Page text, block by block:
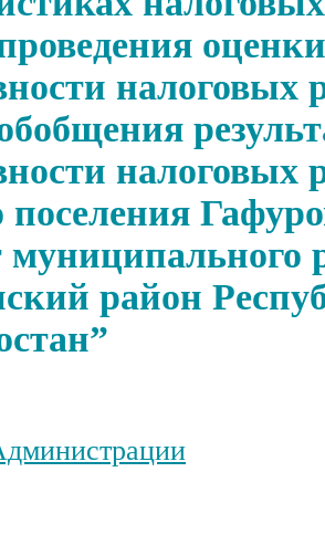
оценки
налоговых
налоговых
поселения
муниципального
район